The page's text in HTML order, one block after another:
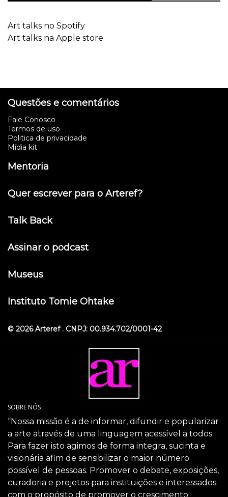
Art talks no Spotify
Art talks na Apple store
Questões e comentários
Fale Conosco
Termos de uso
Politica de privacidade
Mídia kit
Mentoria
Quer escrever para o Arteref?
Talk Back
Assinar o podcast
Museus
Instituto Tomie Ohtake
© 2026 Arteref . CNPJ: 00.934.702/0001-42
SOBRE NÓS
“Nossa missão é a de informar, difundir e popularizar
a arte através de uma linguagem acessível a todos.
Para fazer isto agimos de forma integra, sucinta e
visionária afim de sensibilizar o maior número
possível de pessoas. Promover o debate, exposições,
curadoria e projetos para instituições e interessados
com o propósito de promover o crescimento